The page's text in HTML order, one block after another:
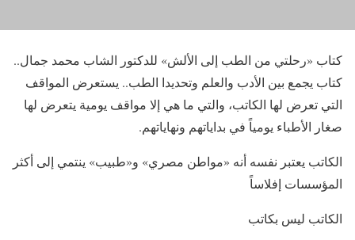
كتاب «رحلتي من الطب إلى الألش» للدكتور الشاب محمد جمال..
كتاب يجمع بين الأدب والعلم وتحديدا الطب.. يستعرض المواقف
التي تعرض لها الكاتب، والتي ما هي إلا مواقف يومية يتعرض لها
صغار الأطباء يومياً في بداياتهم ونهاياتهم.
الكاتب يعتبر نفسه أنه «مواطن مصري» و«طبيب» ينتمي إلى أكثر
المؤسسات إفلاساً
الكاتب ليس بكاتب